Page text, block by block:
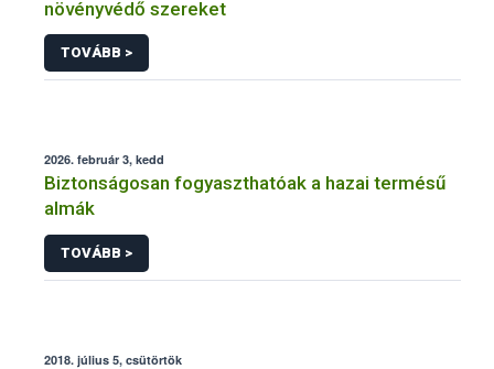
növényvédő szereket
TOVÁBB >
2026. február 3, kedd
Biztonságosan fogyaszthatóak a hazai termésű
almák
TOVÁBB >
2018. július 5, csütörtök